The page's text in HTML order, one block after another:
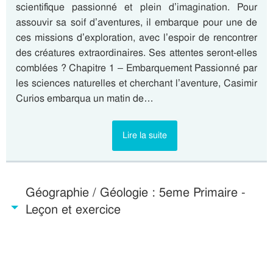
scientifique passionné et plein d’imagination. Pour
assouvir sa soif d’aventures, il embarque pour une de
ces missions d’exploration, avec l’espoir de rencontrer
des créatures extraordinaires. Ses attentes seront-elles
comblées ? Chapitre 1 – Embarquement Passionné par
les sciences naturelles et cherchant l’aventure, Casimir
Curios embarqua un matin de…
Lire la suite
Géographie / Géologie : 5eme Primaire -
Leçon et exercice